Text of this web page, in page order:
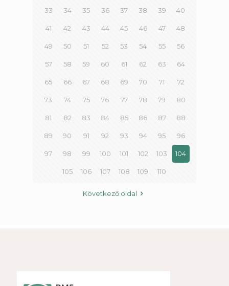
33 34 35 36 37 38 39 40
41 42 43 44 45 46 47 48
49 50 51 52 53 54 55 56
57 58 59 60 61 62 63 64
65 66 67 68 69 70 71 72
73 74 75 76 77 78 79 80
81 82 83 84 85 86 87 88
89 90 91 92 93 94 95 96
97 98 99 100 101 102 103 104
105 106 107 108 109 110
Következő oldal